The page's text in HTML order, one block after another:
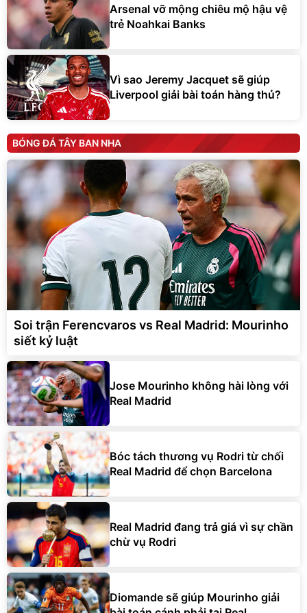
Arsenal vỡ mộng chiêu mộ hậu vệ
trẻ Noahkai Banks
Vì sao Jeremy Jacquet sẽ giúp
Liverpool giải bài toán hàng thủ?
BÓNG ĐÁ TÂY BAN NHA
Soi trận Ferencvaros vs Real Madrid: Mourinho
siết kỷ luật
Jose Mourinho không hài lòng với
Real Madrid
Bóc tách thương vụ Rodri từ chối
Real Madrid để chọn Barcelona
Real Madrid đang trả giá vì sự chần
chừ vụ Rodri
Diomande sẽ giúp Mourinho giải